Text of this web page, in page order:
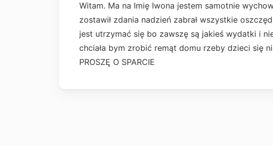
Witam. Ma na Imię Iwona jestem samotnie
zostawił zdania nadzień zabrał wszystkie
jest utrzymać się bo zawszę są jakieś wydatki i
chciała bym zrobić remąt domu rzeby dzieci się
PROSZĘ O SPARCIE